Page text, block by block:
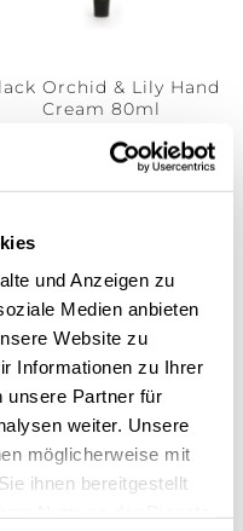
und Anzeigen zu
Medien anbieten
Website zu
Informationen zu Ihrer
unsere Partner für
weiter. Unsere
möglicherweise mit
ihnen bereitgestellt
Orchid & Lily Hand
Cream 80ml
CHF 17.90
Black Orchid & Lily